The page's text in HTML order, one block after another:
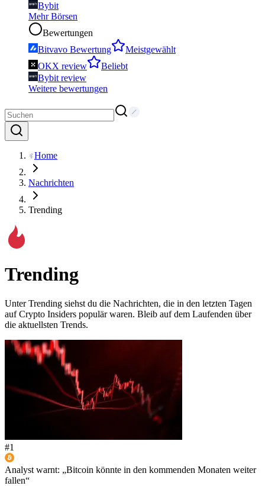
Bybit
Mehr Börsen
Bewertungen
Bitvavo Bewertung
Meistgewählt
OKX review
Beliebt
Bybit review
Weitere bewertungen
Home
Nachrichten
Trending
Trending
Unter Trending siehst du die Nachrichten, die in den letzten Tagen
auf Crypto Insiders populär waren. Bleib auf dem Laufenden über
die aktuellsten Trends.
#1
Analyst warnt: „Bitcoin könnte in den kommenden Monaten weiter
fallen“